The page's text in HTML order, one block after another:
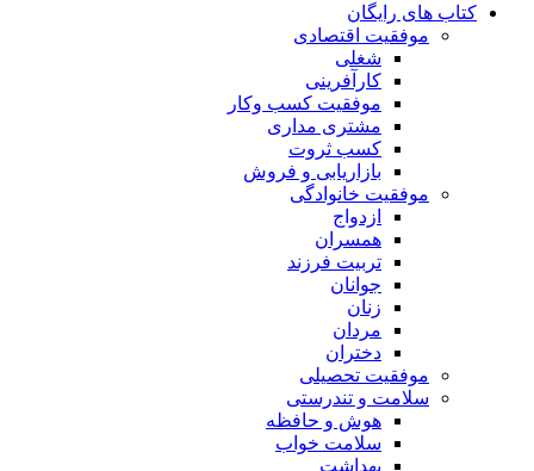
کتاب های رایگان
موفقیت اقتصادی
شغلی
کارآفرینی
موفقیت کسب وکار
مشتری مداری
کسب ثروت
بازاریابی و فروش
موفقیت خانوادگی
ازدواج
همسران
تربیت فرزند
جوانان
زنان
مردان
دختران
موفقیت تحصیلی
سلامت و تندرستی
هوش و حافظه
سلامت خواب
بهداشت